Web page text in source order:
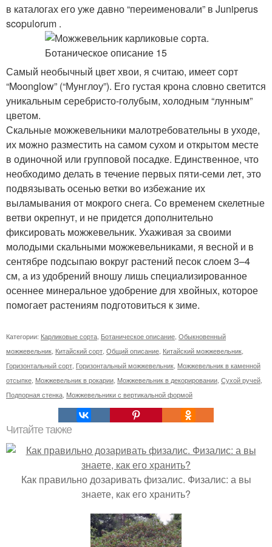
в каталогах его уже давно “переименовали” в Juniperus
scopulorum .
Самый необычный цвет хвои, я считаю, имеет сорт
“Moonglow” (“Мунглоу”). Его густая крона словно светится
уникальным серебристо-голубым, холодным “лунным”
цветом.
Скальные можжевельники малотребовательны в уходе,
их можно разместить на самом сухом и открытом месте
в одиночной или групповой посадке. Единственное, что
необходимо делать в течение первых пяти-семи лет, это
подвязывать осенью ветки во избежание их
выламывания от мокрого снега. Со временем скелетные
ветви окрепнут, и не придется дополнительно
фиксировать можжевельник. Ухаживая за своими
молодыми скальными можжевельниками, я весной и в
сентябре подсыпаю вокруг растений песок слоем 3–4
см, а из удобрений вношу лишь специализированное
осеннее минеральное удобрение для хвойных, которое
помогает растениям подготовиться к зиме.
Категории: Карликовые сорта Ботаническое описание Обыкновенный
можжевельник Китайский сорт Общий описание Китайский можжевельник
Горизонтальный сорт Горизонтальный можжевельник Можжевельник в каменной
отсыпке Можжевельник в рокарии Можжевельник в декорировании Сухой ручей
Подпорная стенка Можжевельники с вертикальной формой
Читайте также
Как правильно дозаривать физалис. Физалис: а вы
знаете, как его хранить?